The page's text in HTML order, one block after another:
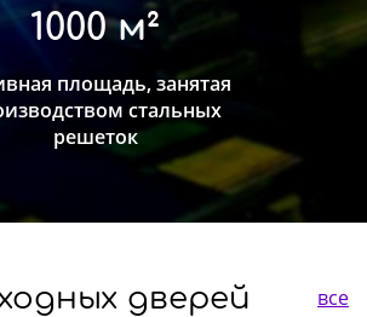
1000 м²
площадь, занятая
стальных
решеток
дверей все